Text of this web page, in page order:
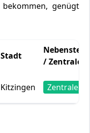
genügt
Stadt
Nebenstelle
/ Zentrale
Kitzingen Zentrale